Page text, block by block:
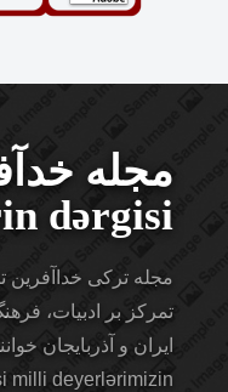
مجله
dərgisi
مجله ترکی خداآفرین
تمرکز بر ادبیات،
ایران و آذربایجان
milli deyerlərimizin